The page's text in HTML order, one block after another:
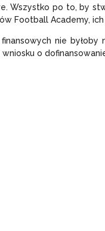
Wszystko po to, by
Football Academy,
nie
wniosku o